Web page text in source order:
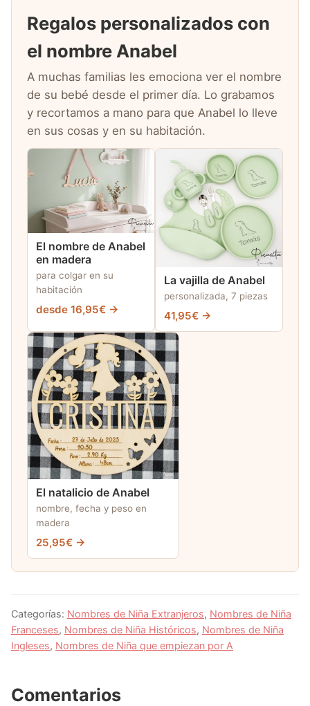
Regalos personalizados con
el nombre Anabel
A muchas familias les emociona ver el nombre
de su bebé desde el primer día. Lo grabamos
y recortamos a mano para que Anabel lo lleve
en sus cosas y en su habitación.
El nombre de Anabel
en madera
para colgar en su
habitación
desde 16,95€ →
La vajilla de Anabel
personalizada, 7 piezas
41,95€ →
El natalicio de Anabel
nombre, fecha y peso en
madera
25,95€ →
Categorías: Nombres de Niña Extranjeros, Nombres de Niña
Franceses, Nombres de Niña Históricos, Nombres de Niña
Ingleses, Nombres de Niña que empiezan por A
Comentarios